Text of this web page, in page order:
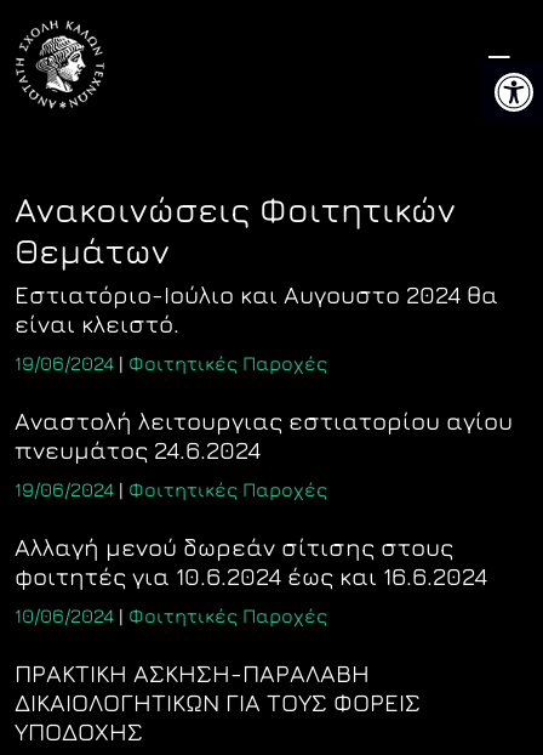
content
Ανακοινώσεις Φοιτητικών
Θεμάτων
Eστιατόριο-Ιούλιο και Αυγουστο 2024 θα
είναι κλειστό.
19/06/2024 | Φοιτητικές Παροχές
Αναστολή λειτουργιας εστιατορίου αγίου
πνευμάτος 24.6.2024
19/06/2024 | Φοιτητικές Παροχές
Αλλαγή μενού δωρεάν σίτισης στους
φοιτητές για 10.6.2024 έως και 16.6.2024
10/06/2024 | Φοιτητικές Παροχές
ΠΡΑΚΤΙΚΗ ΑΣΚΗΣΗ-ΠΑΡΑΛΑΒΗ
ΔΙΚΑΙΟΛΟΓΗΤΙΚΩΝ ΓΙΑ ΤΟΥΣ ΦΟΡΕΙΣ
ΥΠΟΔΟΧΗΣ